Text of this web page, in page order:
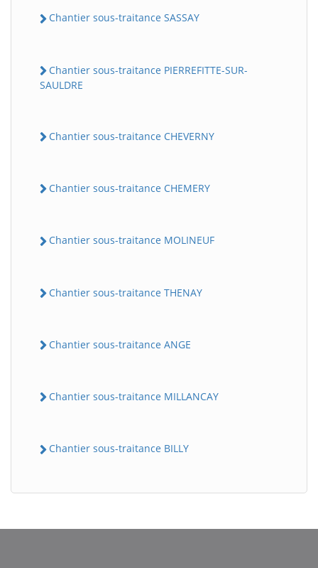
Chantier sous-traitance SASSAY
Chantier sous-traitance PIERREFITTE-SUR-
SAULDRE
Chantier sous-traitance CHEVERNY
Chantier sous-traitance CHEMERY
Chantier sous-traitance MOLINEUF
Chantier sous-traitance THENAY
Chantier sous-traitance ANGE
Chantier sous-traitance MILLANCAY
Chantier sous-traitance BILLY